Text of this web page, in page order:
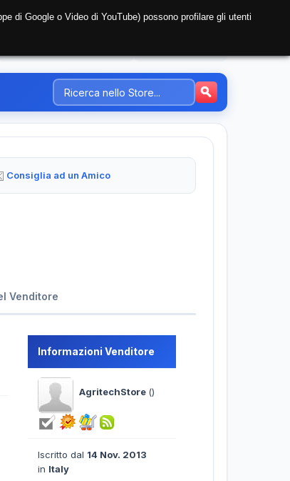
Consiglia ad un Amico
Venditore
Informazioni Venditore
AgritechStore ()
Iscritto dal 14 Nov. 2013
in Italy
di Google o Video di YouTube) possono profilare gli utenti